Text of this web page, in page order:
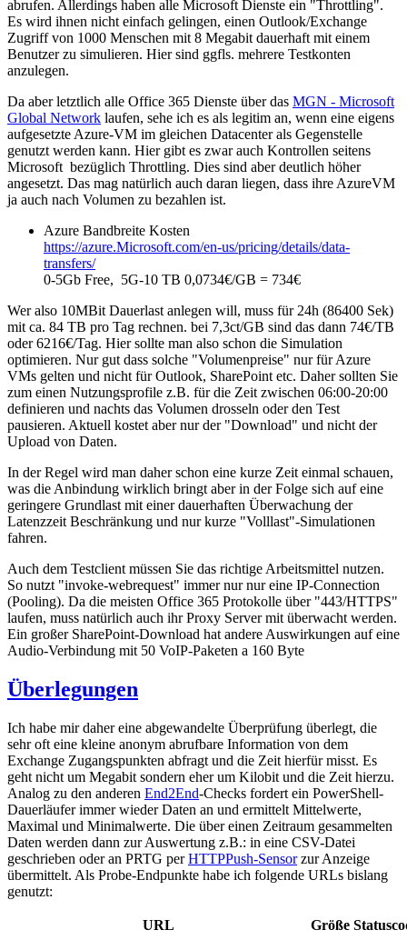
abrufen. Allerdings haben alle Microsoft Dienste ein "Throttling".
Es wird ihnen nicht einfach gelingen, einen Outlook/Exchange
Zugriff von 1000 Menschen mit 8 Megabit dauerhaft mit einem
Benutzer zu simulieren. Hier sind ggfls. mehrere Testkonten
anzulegen.
Da aber letztlich alle Office 365 Dienste über das MGN - Microsoft
Global Network laufen, sehe ich es als legitim an, wenn eine eigens
aufgesetzte Azure-VM im gleichen Datacenter als Gegenstelle
genutzt werden kann. Hier gibt es zwar auch Kontrollen seitens
Microsoft bezüglich Throttling. Dies sind aber deutlich höher
angesetzt. Das mag natürlich auch daran liegen, dass ihre AzureVM
ja auch nach Volumen zu bezahlen ist.
Azure Bandbreite Kosten
https://azure.Microsoft.com/en-us/pricing/details/data-
transfers/
0-5Gb Free, 5G-10 TB 0,0734€/GB = 734€
Wer also 10MBit Dauerlast anlegen will, muss für 24h (86400 Sek)
mit ca. 84 TB pro Tag rechnen. bei 7,3ct/GB sind das dann 74€/TB
oder 6216€/Tag. Hier sollte man also schon die Simulation
optimieren. Nur gut dass solche "Volumenpreise" nur für Azure
VMs gelten und nicht für Outlook, SharePoint etc. Daher sollten Sie
zum einen Nutzungsprofile z.B. für die Zeit zwischen 06:00-20:00
definieren und nachts das Volumen drosseln oder den Test
pausieren. Aktuell kostet aber nur der "Download" und nicht der
Upload von Daten.
In der Regel wird man daher schon eine kurze Zeit einmal schauen,
was die Anbindung wirklich bringt aber in der Folge sich auf eine
geringere Grundlast mit einer dauerhaften Überwachung der
Latenzzeit Beschränkung und nur kurze "Volllast"-Simulationen
fahren.
Auch dem Testclient müssen Sie das richtige Arbeitsmittel nutzen.
So nutzt "invoke-webrequest" immer nur nur eine IP-Connection
(Pooling). Da die meisten Office 365 Protokolle über "443/HTTPS"
laufen, muss natürlich auch ihr Proxy Server mit überwacht werden.
Ein großer SharePoint-Download hat andere Auswirkungen auf eine
Audio-Verbindung mit 50 VoIP-Paketen a 160 Byte
Überlegungen
Ich habe mir daher eine abgewandelte Überprüfung überlegt, die
sehr oft eine kleine anonym abrufbare Information von dem
Exchange Zugangspunkten abfragt und die Zeit hierfür misst. Es
geht nicht um Megabit sondern eher um Kilobit und die Zeit hierzu.
Analog zu den anderen End2End-Checks fordert ein PowerShell-
Dauerläufer immer wieder Daten an und ermittelt Mittelwerte,
Maximal und Minimalwerte. Die über einen Zeitraum gesammelten
Daten werden dann zur Auswertung z.B.: in eine CSV-Datei
geschrieben oder an PRTG perHTTPPush-Sensorzur Anzeige
übermittelt. Als Probe-Endpunkte habe ich folgende URLs bislang
genutzt:
URL Größe